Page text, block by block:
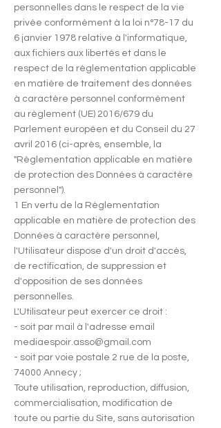
personnelles dans le respect de la vie
privée conformément à la loi n°78-17 du
6 janvier 1978 relative à l'informatique,
aux fichiers aux libertés et dans le
respect de la règlementation applicable
en matière de traitement des données
à caractère personnel conformément
au règlement (UE) 2016/679 du
Parlement européen et du Conseil du 27
avril 2016 (ci-après, ensemble, la
"Règlementation applicable en matière
de protection des Données à caractère
personnel").
1 En vertu de la Règlementation
applicable en matière de protection des
Données à caractère personnel,
l'Utilisateur dispose d'un droit d'accès,
de rectification, de suppression et
d'opposition de ses données
personnelles.
L'Utilisateur peut exercer ce droit :
- soit par mail à l'adresse email
mediaespoir.asso@gmail.com
- soit par voie postale 2 rue de la poste,
74000 Annecy ;
Toute utilisation, reproduction, diffusion,
commercialisation, modification de
toute ou partie du Site, sans autorisation